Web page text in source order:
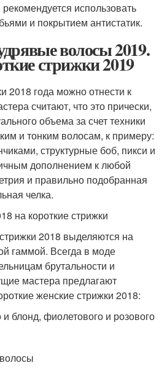
использовать
и покрытием антистатик.
волосы 2019.
стрижки 2019
2018 года можно отнести к
считают, что это прически,
объема за счет техники
и тонким волосам, к примеру:
структурные боб, пикси и
дополнением к любой
и правильно подобранная
челка.
на короткие стрижки
2018 выделяются на
гаммой. Всегда в моде
брутальности и
мастера предлагают
женские стрижки 2018:
блонд, фиолетового и розового